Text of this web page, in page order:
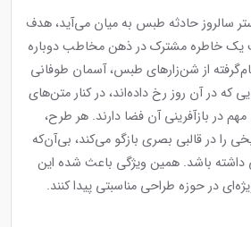
سالروز حادثه طبس به میان می‌آید، هدف
یک خاطره مشترک در ذهن مخاطب دوباره
از شن‌زارهای طبس، آسمان طوفانی
که در آن روز رخ داده‌اند، در کنار متن‌های
مهم در بازآفرینی آن فضا دارند. هر طرح،
را در قالبی بصری بازگو می‌کند، بی‌آن‌که
داشته باشد. همین ویژگی باعث شده این
در حوزه طراحی مناسبتی پیدا کنند.